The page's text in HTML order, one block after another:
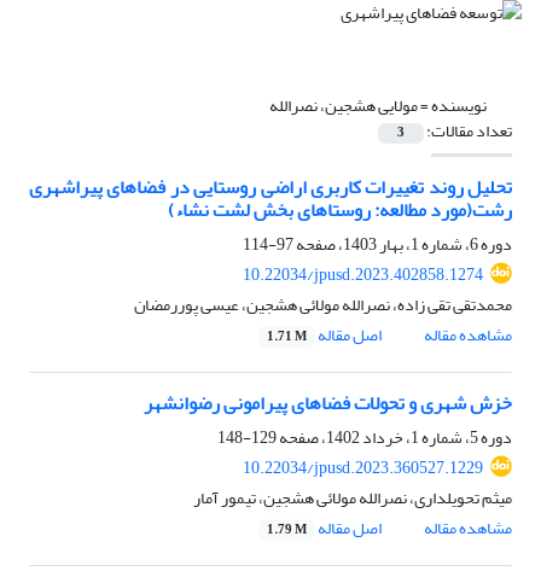
نویسنده =مولایی هشجین، نصرالله
تعداد مقالات: 3
تحلیل روند تغییرات کاربری اراضی روستایی در فضاهای پیراشهری
رشت(مورد مطالعه: روستاهای بخش لشت نشاء)
دوره 6، شماره 1، بهار 1403، صفحه
97-114
10.22034/jpusd.2023.402858.1274
محمدتقی تقی زاده، نصرالله مولائی هشجین، عیسی پوررمضان
مشاهده مقاله
اصل مقاله 1.71 M
خزش شهری و تحولات فضاهای پیرامونی رضوانشهر
دوره 5، شماره 1، خرداد 1402، صفحه
129-148
10.22034/jpusd.2023.360527.1229
میثم تحویلداری، نصرالله مولائی هشجین، تیمور آمار
مشاهده مقاله
اصل مقاله 1.79 M